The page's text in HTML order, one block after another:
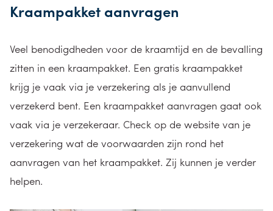
Kraampakket aanvragen
Veel benodigdheden voor de kraamtijd en de bevalling
zitten in een kraampakket. Een gratis kraampakket
krijg je vaak via je verzekering als je aanvullend
verzekerd bent. Een kraampakket aanvragen gaat ook
vaak via je verzekeraar. Check op de website van je
verzekering wat de voorwaarden zijn rond het
aanvragen van het kraampakket. Zij kunnen je verder
helpen.